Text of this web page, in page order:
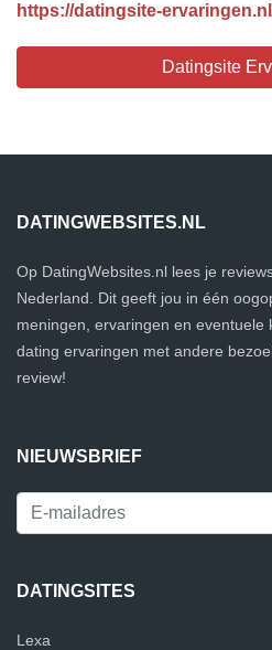
https://datingsite-
Datingsite
DATINGWEBSITES.NL
Op DatingWebsites.nl lees je
Nederland. Dit geeft jou in één
meningen, ervaringen en eventuele
dating ervaringen met andere
review!
NIEUWSBRIEF
DATINGSITES
Lexa